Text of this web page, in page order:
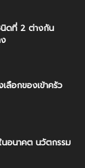
นิดที่ 2 ต่างกัน
ลือกของเข้าครัว
นอนาคต นวัตกรรม